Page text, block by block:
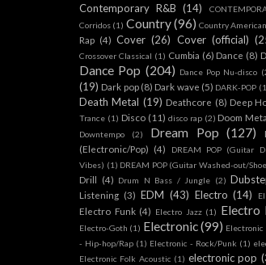
Contemporary R&B (14)
Corridos (1) Country(96) Country
Rap (4) Cover (26) Cover (official)
Crossover Classical (1) Cumbia (6) Dance (8)
Dance Pop (204) Dance Pop Nu-disco
(19) Dark pop (8) Dark wave (5) DARK-POP
Death Metal (19) Deathcore (8) Deep
Trance (1) Disco (11) disco rap (2) Doom
Downtempo (2) Dream Pop (127)
(Electronic/Pop) (4)
DREAM POP (Guitar
Vibes) (1) DREAM POP (Guitar Washed-out/
Drill (4) Drum N Bass / Jungle (2)
Listening (3) EDM (43) Electro (14)
Electro Funk (4) Electro Jazz (1) Electro
Electro-Goth (1) Electronic(99) Electronic
- Hip-hop/Rap (1) Electronic - Rock/Punk (1)
Electronic Folk Acoustic (1) electronic pop